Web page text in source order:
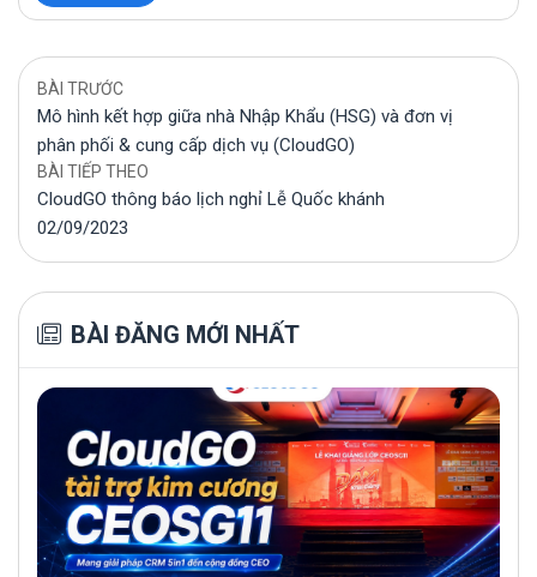
BÀI TRƯỚC
Mô hình kết hợp giữa nhà Nhập Khẩu (HSG) và đơn vị
phân phối & cung cấp dịch vụ (CloudGO)
BÀI TIẾP THEO
CloudGO thông báo lịch nghỉ Lễ Quốc khánh
02/09/2023
BÀI ĐĂNG MỚI NHẤT